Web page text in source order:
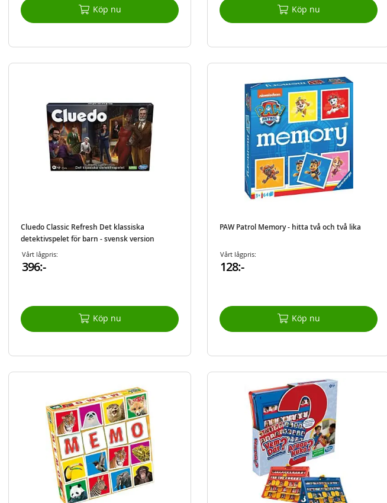
Köp nu Köp nu
Cluedo Classic Refresh Det klassiska
detektivspelet för barn - svensk version
Vårt lågpris:
396:-
Köp nu
PAW Patrol Memory - hitta två och två lika
Vårt lågpris:
128:-
Köp nu